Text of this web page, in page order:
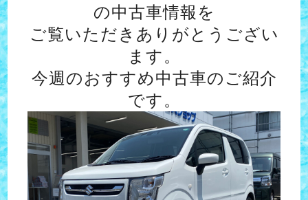
の中古車情報を
ご覧いただきありがとうござい
ます。
今週のおすすめ中古車のご紹介
です。